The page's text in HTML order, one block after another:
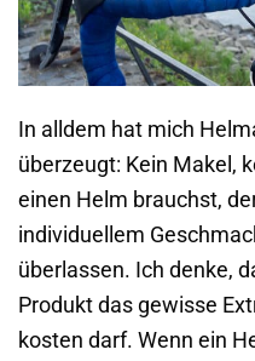
In alldem hat mich
überzeugt: Kein Makel,
einen Helm brauchst,
individuellem
überlassen. Ich denke,
Produkt das gewisse
kosten darf. Wenn ein